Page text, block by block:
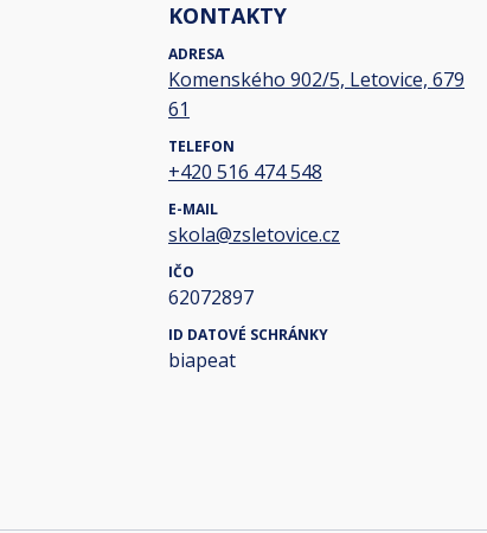
KONTAKTY
ADRESA
Komenského 902/5, Letovice, 679
61
TELEFON
+420 516 474 548
E-MAIL
skola@zsletovice.cz
IČO
62072897
ID DATOVÉ SCHRÁNKY
biapeat